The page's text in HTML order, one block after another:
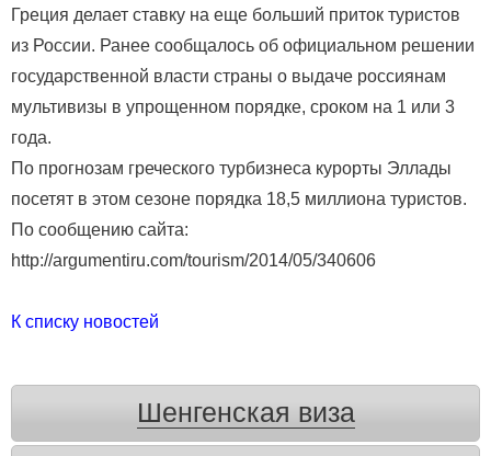
Греция делает ставку на еще больший приток туристов
из России. Ранее сообщалось об официальном решении
государственной власти страны о выдаче россиянам
мультивизы в упрощенном порядке, сроком на 1 или 3
года.
По прогнозам греческого турбизнеса курорты Эллады
посетят в этом сезоне порядка 18,5 миллиона туристов.
По сообщению сайта:
http://argumentiru.com/tourism/2014/05/340606
К списку новостей
Шенгенская виза